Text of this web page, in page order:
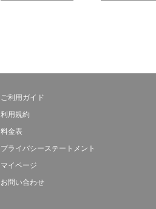
ご利用ガイド
利用規約
料金表
プライバシーステートメント
マイページ
お問い合わせ